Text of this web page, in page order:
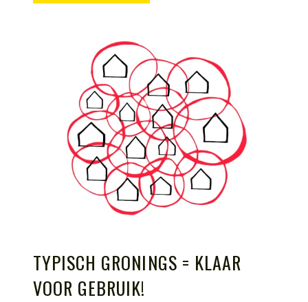
TYPISCH GRONINGS = KLAAR
VOOR GEBRUIK!